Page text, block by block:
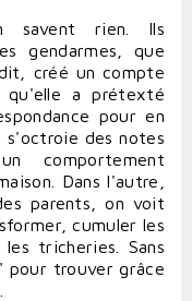
savent rien. Ils
gendarmes, que
créé un compte
qu'elle a prétexté
pour en
s'octroie des notes
comportement
Dans l'autre,
parents, on voit
cumuler les
tricheries. Sans
pour trouver grâce